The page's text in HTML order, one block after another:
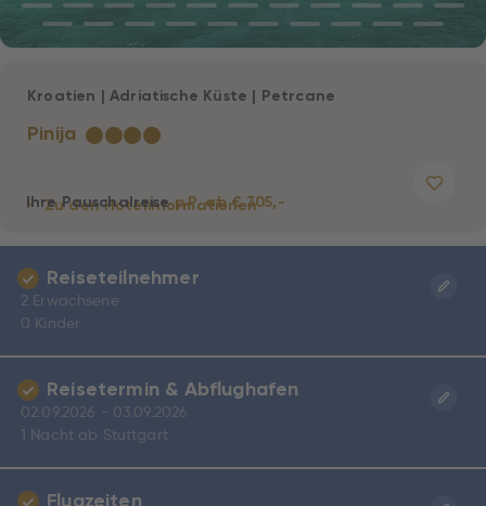
Pinija ★★★★
Kroatien | Adriatische Küste | Petrcane
Zu den Hotelinformationen
Ihre Pauschalreisep.P. ab € 305,-
Reiseteilnehmer
2 Erwachsene
0 Kinder
Reisetermin & Abflughafen
02.09.2026 - 03.09.2026
1 Nacht ab Stuttgart
Flugzeiten